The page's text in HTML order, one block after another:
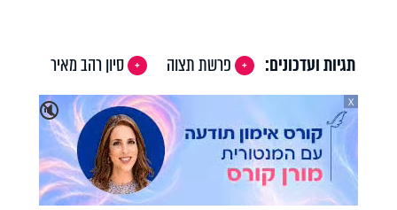
תגיות ועדכונים: פרשת תצוה
סיון רהב מאיר
🔇
X